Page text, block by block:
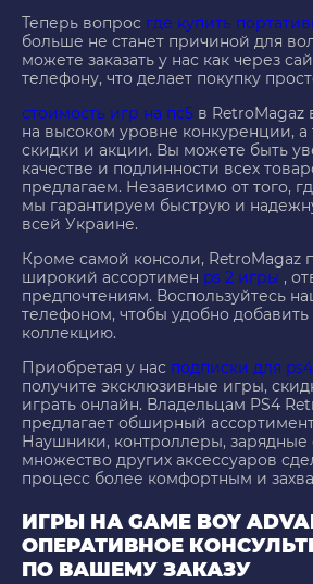
Теперь вопрос где купить
больше не станет причиной для
можете заказать у нас как через
телефону, что делает покупку
стоимость игр на пс5 в RetroMagaz
на высоком уровне конкуренции,
скидки и акции. Вы можете быть
качестве и подлинности всех
предлагаем. Независимо от того,
мы гарантируем быструю и
всей Украине.
Кроме самой консоли, RetroMagaz
широкий ассортимен ps 2 игры ,
предпочтениям. Воспользуйтесь
телефоном, чтобы удобно
коллекцию.
Приобретая у нас подписки для ps4
получите эксклюзивные игры,
играть онлайн. Владельцам PS4
предлагает обширный
Наушники, контроллеры, зарядные
множество других аксессуаров
процесс более комфортным и
ИГРЫ НА GAME BOY
ОПЕРАТИВНОЕ
ПО ВАШЕМУ ЗАКАЗУ